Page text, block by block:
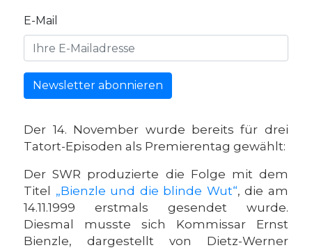
E-Mail
Newsletter abonnieren
Der 14. November wurde bereits für drei
Tatort-Episoden als Premierentag gewählt:
Der SWR produzierte die Folge mit dem
Titel „Bienzle und die blinde Wut“, die am
14.11.1999 erstmals gesendet wurde.
Diesmal musste sich Kommissar Ernst
Bienzle, dargestellt von Dietz-Werner